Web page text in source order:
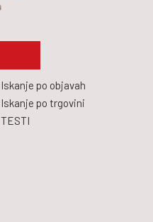
Iskanje po objavah
Iskanje po trgovini
TESTI